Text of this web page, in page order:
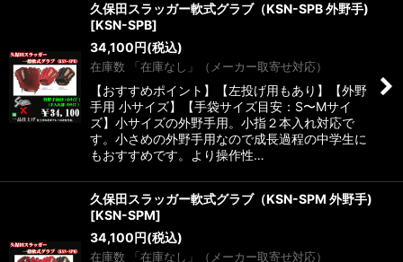
久保田スラッガー軟式グラブ（KSN-SPB 外野手)
[KSN-SPB]
34,100円(税込)
在庫数 「在庫なし」（メーカー取寄せ対応）
【おすすめポイント】【左投げ用もあり】【外野
手用 小サイズ】【手袋サイズ目安：S〜Mサイ
ズ】小サイズの外野手用。小指２本入れ対応で
す。小さめの外野手用なので成長過程の中学生に
もおすすめです。より操作性…
久保田スラッガー軟式グラブ（KSN-SPM 外野手)
[KSN-SPM]
34,100円(税込)
在庫数 「在庫なし」（メーカー取寄せ対応）